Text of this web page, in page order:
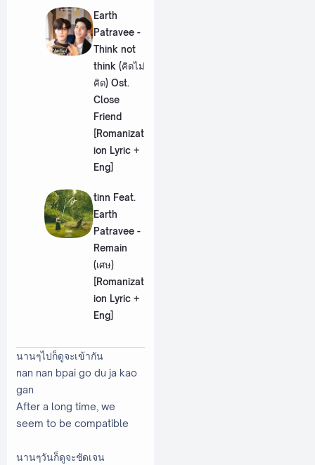
Earth
Patravee -
Think not
think (คิดไม่
คิด) Ost.
Close
Friend
[Romanizat
ion Lyric +
Eng]
tinn Feat.
Earth
Patravee -
Remain
(เศษ)
[Romanizat
ion Lyric +
Eng]
นานๆไปก็ดูจะเข้ากัน
nan nan bpai go du ja kao
gan
After a long time, we
seem to be compatible
นานๆวันก็ดูจะชัดเจน